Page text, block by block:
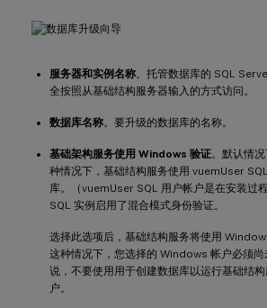
服务器和实例名称。托管数据库的 SQL
全按照从基础结构服务器输入的方式访问。
数据库名称。要升级的数据库的名称。
基础架构服务使用 Windows 验证。默认情
种情况下，基础结构服务使用 vuemUser
库。（vuemUser SQL 用户帐户是在安装过
SQL 实例启用了混合模式身份验证。
选择此选项后，基础结构服务将使用
这种情况下，您选择的 Windows 帐户必须
说，不要使用用于创建数据库以运行基础结
户。